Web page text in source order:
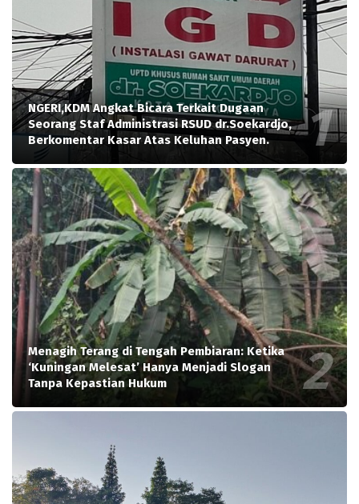
NGERI,KDM Angkat Bicara Terkait Dugaan
Seorang Staf Administrasi RSUD dr.Soekardjo,
Berkomentar Kasar Atas Keluhan Pasyen.
Menagih Terang di Tengah Pembiaran: Ketika
‘Kuningan Melesat’ Hanya Menjadi Slogan
Tanpa Kepastian Hukum